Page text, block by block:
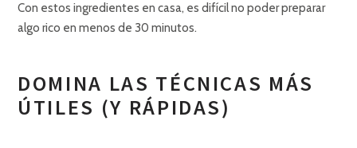
Con estos ingredientes en casa, es difícil no poder preparar
algo rico en menos de 30 minutos.
DOMINA LAS TÉCNICAS MÁS
ÚTILES (Y RÁPIDAS)